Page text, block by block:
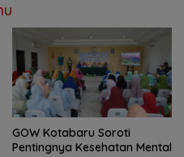
GOW Kotabaru Soroti
Pentingnya Kesehatan Mental